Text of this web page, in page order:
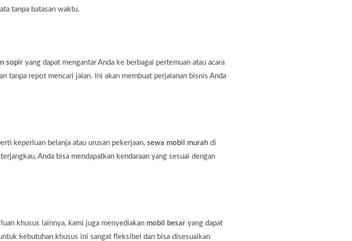
tanpa batasan waktu.
sopir yang dapat mengantar Anda ke berbagai pertemuan atau acara
tanpa repot mencari jalan. Ini akan membuat perjalanan bisnis Anda
keperluan belanja atau urusan pekerjaan, sewa mobil murah di
Anda bisa mendapatkan kendaraan yang sesuai dengan
khusus lainnya, kami juga menyediakan mobil besar yang dapat
kebutuhan khusus ini sangat fleksibel dan bisa disesuaikan